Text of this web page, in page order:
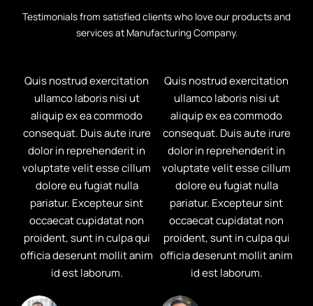
Testimonials from satisfied clients who love our products and
services at Manufacturing Company.
Quis nostrud exercitation
ullamco laboris nisi ut
aliquip ex ea commodo
consequat. Duis aute irure
dolor in reprehenderit in
voluptate velit esse cillum
dolore eu fugiat nulla
pariatur. Excepteur sint
occaecat cupidatat non
proident, sunt in culpa qui
officia deserunt mollit anim
id est laborum.
Quis nostrud exercitation
ullamco laboris nisi ut
aliquip ex ea commodo
consequat. Duis aute irure
dolor in reprehenderit in
voluptate velit esse cillum
dolore eu fugiat nulla
pariatur. Excepteur sint
occaecat cupidatat non
proident, sunt in culpa qui
officia deserunt mollit anim
id est laborum.